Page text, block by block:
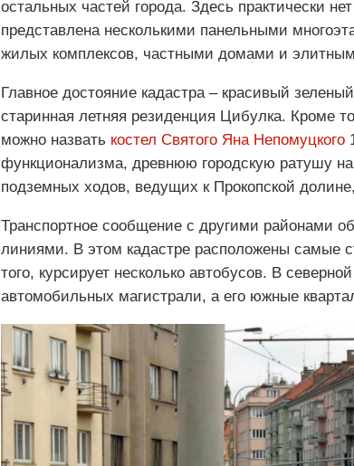
остальных частей города. Здесь практически
представлена несколькими панельными
жилых комплексов, частными домами и
Главное достояние кадастра – красивый
старинная летняя резиденция Цибулка. Кроме
можно назвать костел Святого Яна Непомуцкого
функционализма, древнюю городскую ратушу
подземных ходов, ведущих к Прокопской
Транспортное сообщение с другими районами
линиями. В этом кадастре расположены самые
того, курсирует несколько автобусов. В
автомобильных магистрали, а его южные